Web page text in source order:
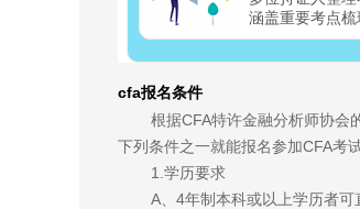
cfa报名条件
根据CFA特许金融分析师协会
下列条件之一就能报名参加CFA考试
1.学历要求
A、4年制本科或以上学历者